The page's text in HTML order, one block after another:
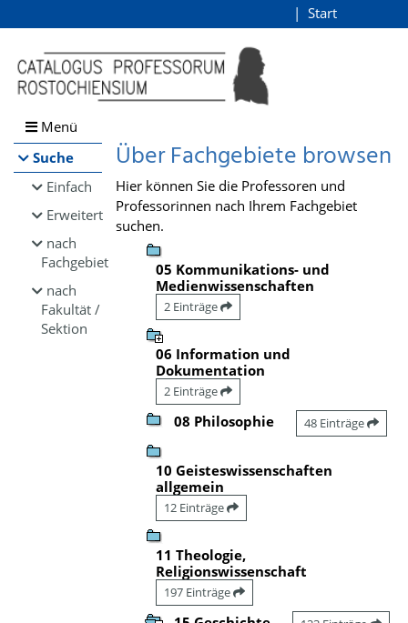
Browsen
direkt zum Inhalt
Start
Menü
Suche
Einfach
Erweitert
nach
Fachgebiet
nach
Fakultät /
Sektion
Über Fachgebiete browsen
Hier können Sie die Professoren und
Professorinnen nach Ihrem Fachgebiet
suchen.
05 Kommunikations- und
Medienwissenschaften
2 Einträge
06 Information und
Dokumentation
2 Einträge
08 Philosophie 48 Einträge
10 Geisteswissenschaften
allgemein
12 Einträge
11 Theologie,
Religionswissenschaft
197 Einträge